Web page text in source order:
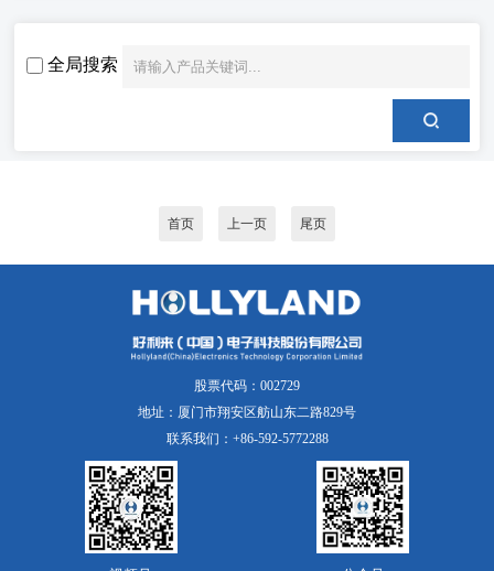
全局搜索
首页 上一页 尾页
股票代码：002729
地址：厦门市翔安区舫山东二路829号
联系我们：+86-592-5772288